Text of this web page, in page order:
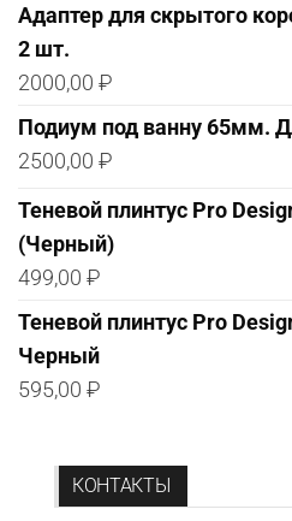
Адаптер для скрытого
2 шт.
2000,00 ₽
Подиум под ванну 65мм.
2500,00 ₽
Теневой плинтус Pro
(Черный)
499,00 ₽
Теневой плинтус Pro
Черный
595,00 ₽
КОНТАКТЫ